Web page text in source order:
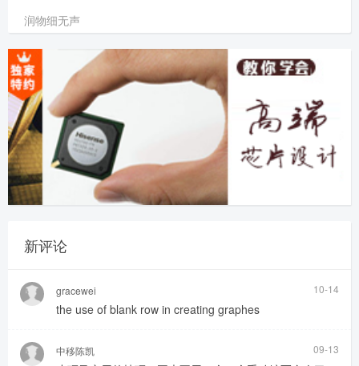
润物细无声
新评论
gracewei 10-14
the use of blank row in creating graphes
中移陈凯 09-13